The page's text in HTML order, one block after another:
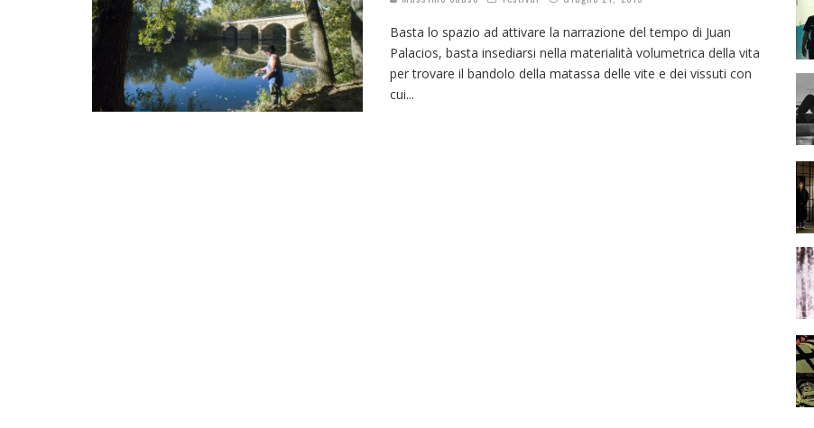
Basta lo spazio ad attivare la narrazione del tempo di Juan
Palacios, basta insediarsi nella materialità volumetrica della vita
per trovare il bandolo della matassa delle vite e dei vissuti con
cui...